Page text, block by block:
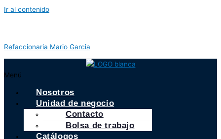
Ir al contenido
Refaccionaria Mario Garcia
Menú
Nosotros
Unidad de negocio
Contacto
Bolsa de trabajo
Catálogos